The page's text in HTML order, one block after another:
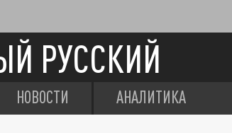
РУССКИЙ
НОВОСТИ АНАЛИТИКА